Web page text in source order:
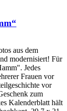
aus dem
modernisiert! Für
Jedes
Frauen vor
vor
zum
Kalenderblatt hält